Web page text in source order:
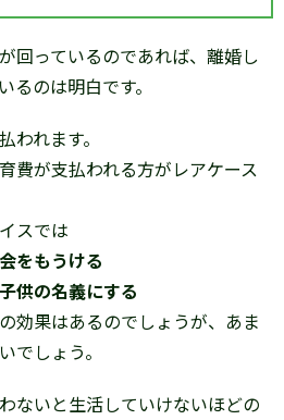
回っているのであれば、離婚し
るのは明白です。
われます。
費が支払われる方がレアケース
スでは
をもうける
供の名義にする
効果はあるのでしょうが、あま
でしょう。
ないと生活していけないほどの